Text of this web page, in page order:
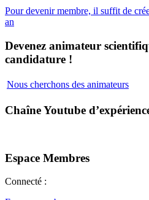
Pour devenir membre, il suffit de
an
Devenez animateur
candidature !
Nous cherchons des animateurs
Chaîne Youtube
Espace Membres
Connecté :